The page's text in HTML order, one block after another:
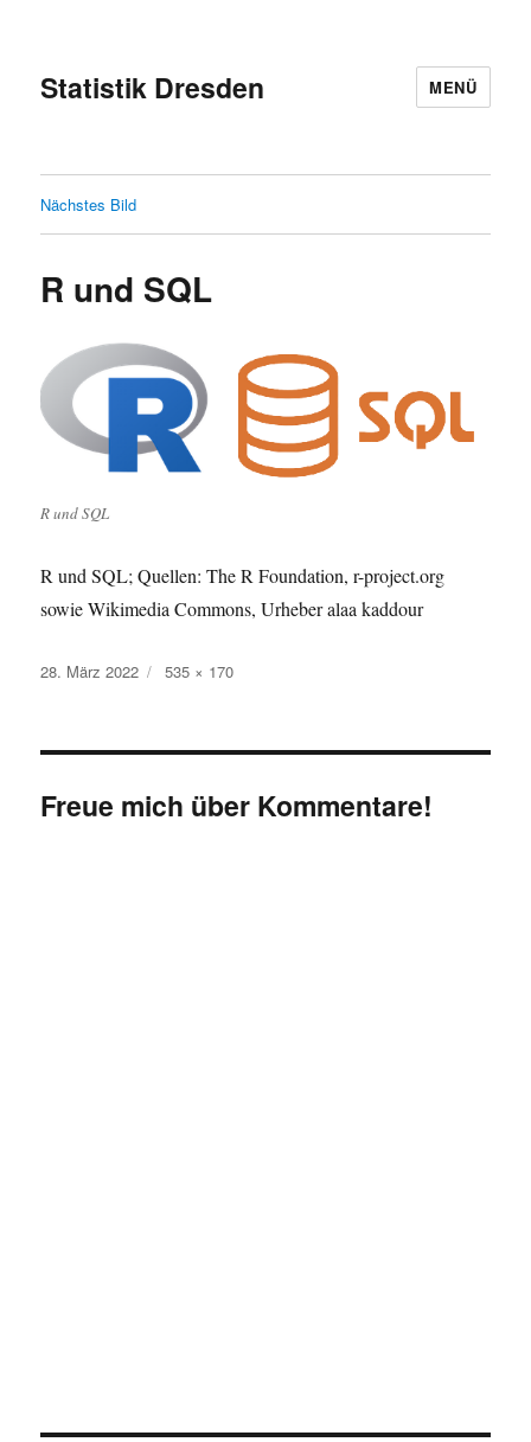
Statistik Dresden MENÜ
Nächstes Bild
R und SQL
R und SQL
R und SQL; Quellen: The R Foundation, r-project.org
sowie Wikimedia Commons, Urheber alaa kaddour
Veröffentlicht
28. März 2022 Originalgröße
535 × 170
Freue mich über Kommentare!